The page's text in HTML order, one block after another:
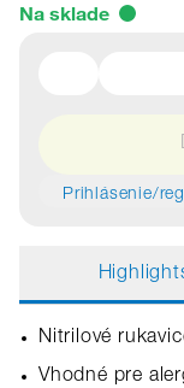
Na sklade
Prihlásenie/
Nitrilové
Vhodné pre